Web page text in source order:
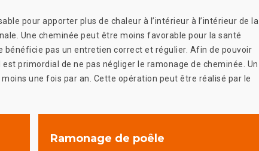
pour apporter plus de chaleur à l’intérieur à l’intérieur de la
Une cheminée peut être moins favorable pour la santé
bénéficie pas un entretien correct et régulier. Afin de pouvoir
primordial de ne pas négliger le ramonage de cheminée. Un
une fois par an. Cette opération peut être réalisé par le
Ramonage de poêle